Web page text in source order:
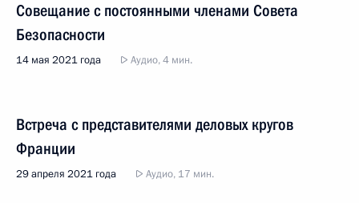
Совещание с постоянными членами Совета
Безопасности
14 мая 2021 года Аудио, 4 мин.
Встреча с представителями деловых кругов
Франции
29 апреля 2021 года Аудио, 17 мин.